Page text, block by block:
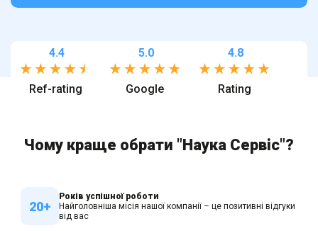
Ref-rating
4.4
Google
5.0
Rating
4.8
Чому краще обрати "Наука Сервіс"?
20+
Років успішної роботи
Найголовніша місія нашої компанії – це позитивні відгуки
від вас